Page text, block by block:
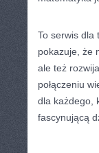
To serwis dla
pokazuje, że
ale też
połączeniu
dla każdego,
fascynującą